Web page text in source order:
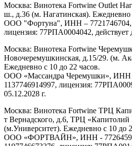
Москва: Винотека Fortwine Outlet
ш., д.36 (м. Нагатинская). Ежедневно
ООО "Фортуна", ИНН – 7721746704,
лицензия: 77РПА0004042, действует
Москва: Винотека Fortwine
Новочеремушкинская, д.15/29. (м.
Ежедневно с 10 до 22 часов.
ООО «Массандра Черемушки», ИНН
1137746914997, лицензия:
05.12.2028 г.
Москва: Винотека Fortwine ТРЦ
т Вернадского, д.6, ТРЦ «Капитолий
(м.Университет). Ежедневно с 10 до
ООО «ФОРТВАЙН», ИНН -